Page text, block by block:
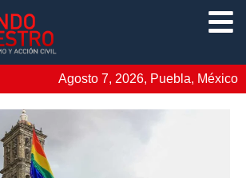
Agosto 7, 2026, Puebla, México